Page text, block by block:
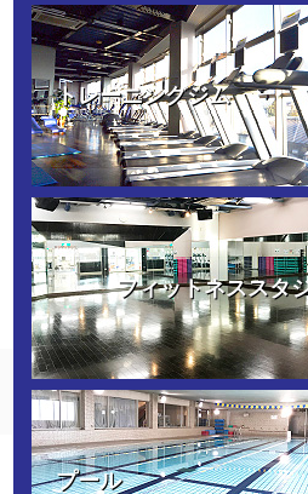
トレーニングジム
フィットネススタ
プール